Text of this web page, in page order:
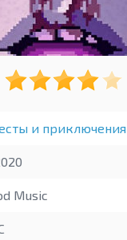
и приключения
Music